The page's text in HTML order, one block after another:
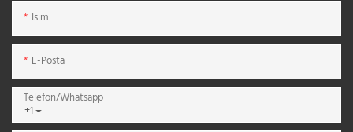
Isim
E-Posta
+1
Telefon/whatsapp